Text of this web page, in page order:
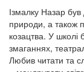
Ізмалку Назар
природи, а також
козацтва. У школі
змаганнях,
Любив читати та